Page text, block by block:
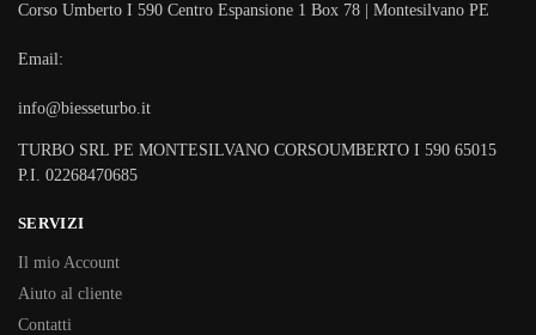
Corso Umberto I 590 Centro Espansione 1 Box 78 | Montesilvano PE
Email:
info@biesseturbo.it
TURBO SRL PE MONTESILVANO CORSOUMBERTO I 590 65015
P.I. 02268470685
SERVIZI
Il mio Account
Aiuto al cliente
Contatti